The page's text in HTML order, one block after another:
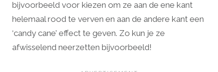
bijvoorbeeld voor kiezen om ze aan de ene kant
helemaal rood te verven en aan de andere kant een
‘candy cane’ effect te geven. Zo kun je ze
afwisselend neerzetten bijvoorbeeld!